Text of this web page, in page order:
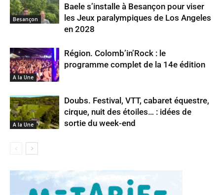
Besançon
Baele s’installe à Besançon pour viser
les Jeux paralympiques de Los Angeles
en 2028
A la Une
Région. Colomb’in’Rock : le
programme complet de la 14e édition
A la Une
Doubs. Festival, VTT, cabaret équestre,
cirque, nuit des étoiles… : idées de
sortie du week-end